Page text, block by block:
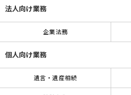
法人向け業務
企業法務
個人向け業務
遺言・遺産相続